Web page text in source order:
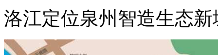
洛江定位泉州智造生态